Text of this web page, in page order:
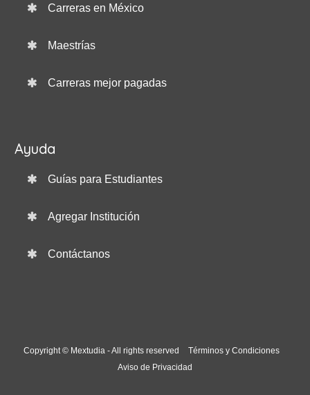
Carreras en México
Maestrías
Carreras mejor pagadas
Ayuda
Guías para Estudiantes
Agregar Institución
Contáctanos
Copyright © Mextudia - All rights reserved
Términos y Condiciones
Aviso de Privacidad